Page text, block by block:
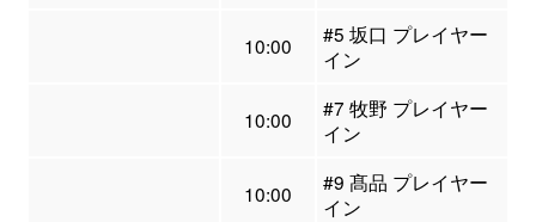
10:00
#5 坂口 プレイヤー
イン
10:00
#7 牧野 プレイヤー
イン
10:00
#9 髙品 プレイヤー
イン